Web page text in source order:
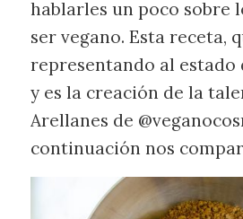
hablarles un poco sobre
ser vegano. Esta receta,
representando al estado
y es la creación de la
Arellanes de
continuación nos